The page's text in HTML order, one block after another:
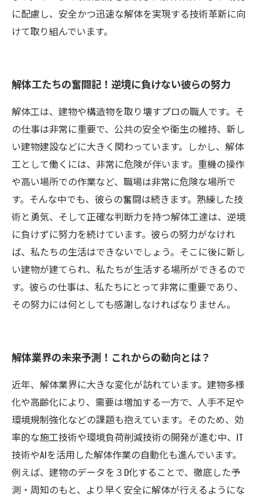
に配慮し、安全かつ迅速な解体を実現する技術革新に向
けて取り組んでいます。
解体工たちの奮闘記！逆境に負けない彼らの努力
解体工は、建物や構造物を取り壊すプロの職人です。そ
の仕事は非常に重要で、公共の安全や衛生の維持、新し
い建物建設などに大きく関わっています。しかし、解体
工として働くには、非常に危険が伴います。重機の操作
や高い場所での作業など、職場は非常に危険な場所で
す。そんな中でも、彼らの奮闘は続きます。熟練した技
術と勇気、そして正確な判断力を持つ解体工達は、逆境
に負けずに努力を続けています。彼らの努力がなけれ
ば、私たちの生活はできないでしょう。そこに後に新し
い建物が建てられ、私たちが生活する場所ができるので
す。彼らの仕事は、私たちにとって非常に重要であり、
その努力には何としても感謝しなければなりません。
解体業界の未来予測！これからの動向とは？
近年、解体業界に大きな変化が訪れています。建物多様
化や高齢化により、需要は増加する一方で、人手不足や
環境規制強化などの課題も抱えています。そのため、効
率的な施工技術や環境負荷削減技術の開発が進む中、IT
技術やAIを活用した解体作業の自動化も進んでいます。
例えば、建物のデータを３D化することで、徹底した予
測・周知のもと、より早く安全に解体が行えるようにな